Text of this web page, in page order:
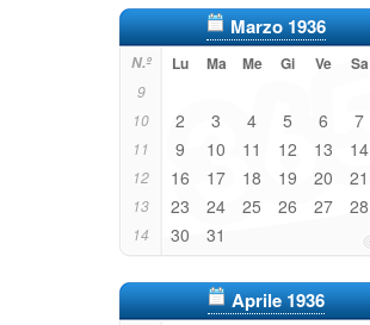
Marzo 1936
N.º Lu Ma Me Gi Ve Sa
9
10 2 3 4 5 6 7
11 9 10 11 12 13 14
12 16 17 18 19 20 21
13 23 24 25 26 27 28
14 30 31
Aprile 1936